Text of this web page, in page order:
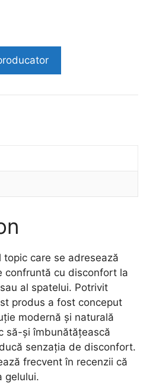
care se adresează
confruntă cu disconfort la
al spatelui. Potrivit
produs a fost conceput
modernă și naturală
să-și îmbunătățească
senzația de disconfort.
frecvent în recenzii că
gelului.